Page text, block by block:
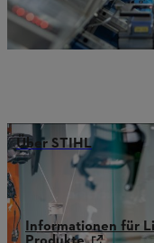
Über STIHL
Informationen für